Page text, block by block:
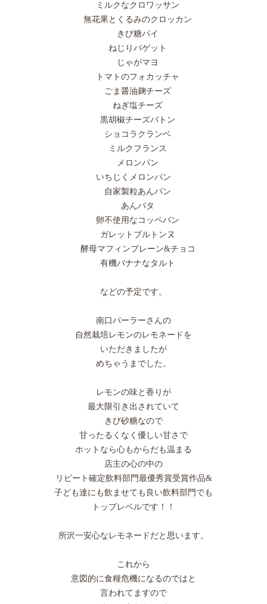
ミルクなクロワッサン
無花果とくるみのクロッカン
きび糖パイ
ねじりバゲット
じゃがマヨ
トマトのフォカッチャ
ごま醤油麹チーズ
ねぎ塩チーズ
黒胡椒チーズバトン
ショコラクランベ
ミルクフランス
メロンパン
いちじくメロンパン
自家製粒あんパン
あんバタ
卵不使用なコッペパン
ガレットブルトンヌ
酵母マフィンプレーン&チョコ
有機バナナなタルト
などの予定です。
南口パーラーさんの
自然栽培レモンのレモネードを
いただきましたが
めちゃうまでした。
レモンの味と香りが
最大限引き出されていて
きび砂糖なので
甘ったるくなく優しい甘さで
ホットなら心もからだも温まる
店主の心の中の
リピート確定飲料部門最優秀賞受賞作品&
子ども達にも飲ませても良い飲料部門でも
トップレベルです！！
所沢一安心なレモネードだと思います。
これから
意図的に食糧危機になるのではと
言われてますので